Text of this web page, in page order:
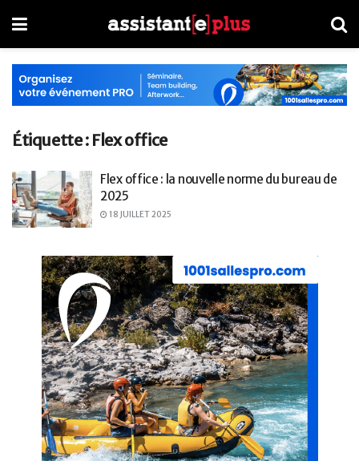
Étiquette : Flex office
Flex office : la nouvelle norme du bureau de
2025
18 JUILLET 2025